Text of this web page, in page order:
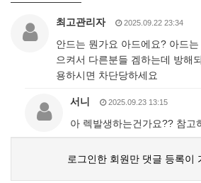
최고관리자 2025.09.22 23:34
안드는 뭔가요 아드에요? 아드
으켜서 다른분들 겜하는데 방해
용하시면 차단당하세요
서니 2025.09.23 13:15
아 렉발생하는건가요?? 참고
로그인한 회원만 댓글 등록이